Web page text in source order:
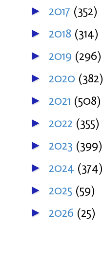
► 2017 (352)
► 2018 (314)
► 2019 (296)
► 2020 (382)
► 2021 (508)
► 2022 (355)
► 2023 (399)
► 2024 (374)
► 2025 (59)
► 2026 (25)